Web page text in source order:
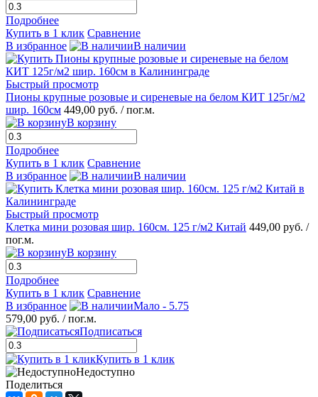
Подробнее
Купить в 1 клик Сравнение
В избранное
В наличии
Быстрый просмотр
Пионы крупные розовые и сиреневые на белом КИТ 125г/м2
шир. 160см 449,00 руб. / пог.м.
В корзину
Подробнее
Купить в 1 клик Сравнение
В избранное
В наличии
Быстрый просмотр
Клетка мини розовая шир. 160см. 125 г/м2 Китай 449,00 руб. /
пог.м.
В корзину
Подробнее
Купить в 1 клик Сравнение
В избранное
Мало - 5.75
579,00 руб. / пог.м.
Подписаться
Купить в 1 клик
Недоступно
Поделиться